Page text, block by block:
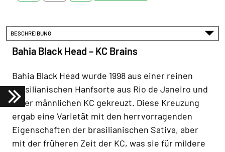
BESCHREIBUNG
Bahia Black Head – KC Brains
Bahia Black Head wurde 1998 aus einer reinen
brasilianischen Hanfsorte aus Rio de Janeiro und
einer männlichen KC gekreuzt. Diese Kreuzung
ergab eine Varietät mit den herrvorragenden
Eigenschaften der brasilianischen Sativa, aber
mit der früheren Zeit der KC, was sie für mildere